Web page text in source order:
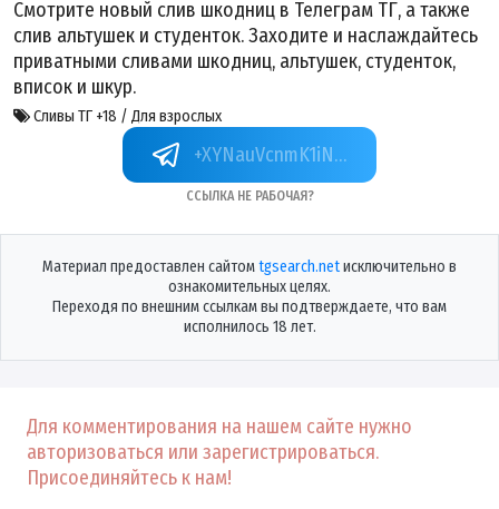
Смотрите новый слив шкодниц в Телеграм ТГ, а также
слив альтушек и студенток. Заходите и наслаждайтесь
приватными сливами шкодниц, альтушек, студенток,
вписок и шкур.
Сливы ТГ +18 / Для взрослых
+XYNauVcnmK1iNWZi
Ссылка не рабочая?
Материал предоставлен сайтомtgsearch.netисключительно в
ознакомительных целях.
Переходя по внешним ссылкам вы подтверждаете, что вам
исполнилось 18 лет.
Для комментирования на нашем сайте нужно
авторизоваться или зарегистрироваться.
Присоединяйтесь к нам!